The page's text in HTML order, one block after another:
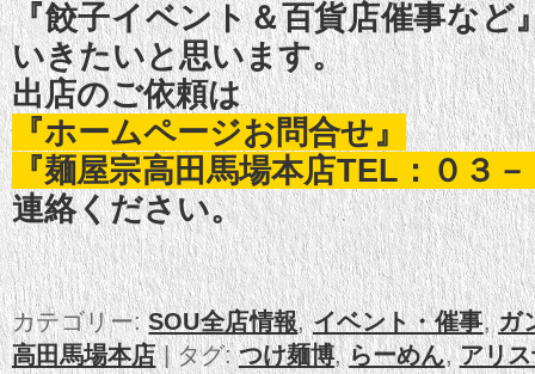
『餃子イベント＆百貨店催事など
いきたいと思います。
出店のご依頼は
『ホームページお問合せ』
『麺屋宗高田馬場本店TEL：０３
連絡ください。
カテゴリー: SOU全店情報,イベント・催事,ガ
高田馬場本店 |タグ: つけ麺博,らーめん,アリ